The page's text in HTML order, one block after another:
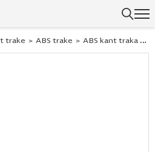
trake > ABS trake > ABS kant traka virginia kesten 241021 23×2